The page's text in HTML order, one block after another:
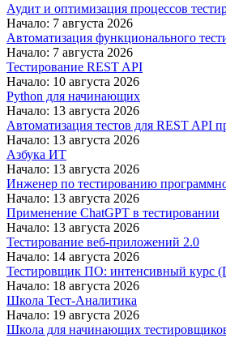
Аудит и оптимизация процессов
Начало: 7 августа 2026
Автоматизация функционального
Начало: 7 августа 2026
Тестирование REST API
Начало: 10 августа 2026
Python для начинающих
Начало: 13 августа 2026
Автоматизация тестов для REST API
Начало: 13 августа 2026
Азбука ИТ
Начало: 13 августа 2026
Инженер по тестированию
Начало: 13 августа 2026
Применение ChatGPT в тестировании
Начало: 13 августа 2026
Тестирование веб-приложений 2.0
Начало: 14 августа 2026
Тестировщик ПО: интенсивный курс
Начало: 18 августа 2026
Школа Тест-Аналитика
Начало: 19 августа 2026
Школа для начинающих